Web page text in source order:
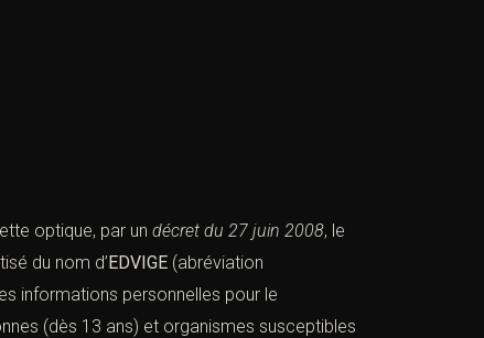
optique, par un décret du 27 juin 2008, le
du nom d’EDVIGE (abréviation
informations personnelles pour le
(dès 13 ans) et organismes susceptibles